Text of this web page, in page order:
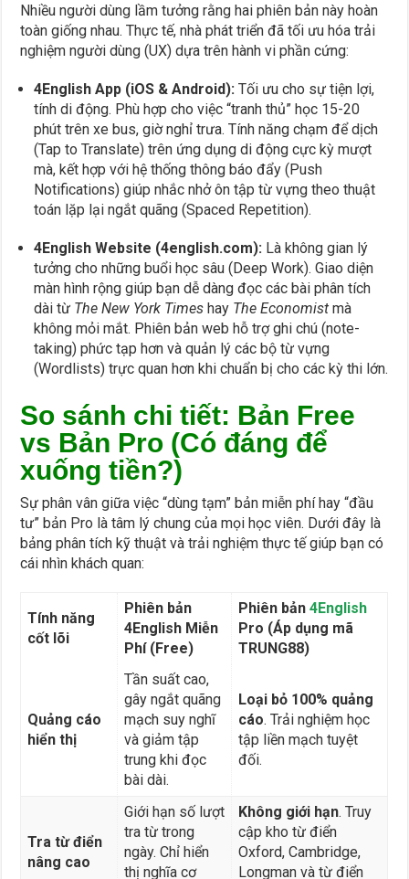
Nhiều người dùng lầm tưởng rằng hai phiên bản này hoàn
toàn giống nhau. Thực tế, nhà phát triển đã tối ưu hóa trải
nghiệm người dùng (UX) dựa trên hành vi phần cứng:
4English App (iOS & Android): Tối ưu cho sự tiện lợi,
tính di động. Phù hợp cho việc “tranh thủ” học 15-20
phút trên xe bus, giờ nghỉ trưa. Tính năng chạm để dịch
(Tap to Translate) trên ứng dụng di động cực kỳ mượt
mà, kết hợp với hệ thống thông báo đẩy (Push
Notifications) giúp nhắc nhở ôn tập từ vựng theo thuật
toán lặp lại ngắt quãng (Spaced Repetition).
4English Website (4english.com): Là không gian lý
tưởng cho những buổi học sâu (Deep Work). Giao diện
màn hình rộng giúp bạn dễ dàng đọc các bài phân tích
dài từ The New York Times hay The Economist mà
không mỏi mắt. Phiên bản web hỗ trợ ghi chú (note-
taking) phức tạp hơn và quản lý các bộ từ vựng
(Wordlists) trực quan hơn khi chuẩn bị cho các kỳ thi lớn.
So sánh chi tiết: Bản Free
vs Bản Pro (Có đáng để
xuống tiền?)
Sự phân vân giữa việc “dùng tạm” bản miễn phí hay “đầu
tư” bản Pro là tâm lý chung của mọi học viên. Dưới đây là
bảng phân tích kỹ thuật và trải nghiệm thực tế giúp bạn có
cái nhìn khách quan:
Tính năng
cốt lõi
Phiên bản
4English Miễn
Phí (Free)
Phiên bản 4English
Pro (Áp dụng mã
TRUNG88)
Quảng cáo
hiển thị
Tần suất cao,
gây ngắt quãng
mạch suy nghĩ
và giảm tập
trung khi đọc
bài dài.
Loại bỏ 100% quảng
cáo. Trải nghiệm học
tập liền mạch tuyệt
đối.
Tra từ điển
nâng cao
Giới hạn số lượt
tra từ trong
ngày. Chỉ hiển
thị nghĩa cơ
Không giới hạn. Truy
cập kho từ điển
Oxford, Cambridge,
Longman và từ điển